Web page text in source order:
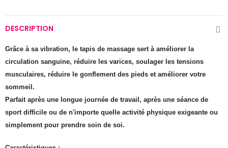
DESCRIPTION
Grâce à sa vibration, le tapis de massage sert à améliorer la
circulation sanguine, réduire les varices, soulager les tensions
musculaires, réduire le gonflement des pieds et améliorer votre
sommeil.
Parfait après une longue journée de travail, après une séance de
sport difficile ou de n'importe quelle activité physique exigeante ou
simplement pour prendre soin de soi.